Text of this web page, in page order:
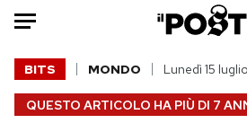
Auto
HOME
QUESTO ARTICOLO HA PIÙ DI 7
BITS MONDO Lunedì 15